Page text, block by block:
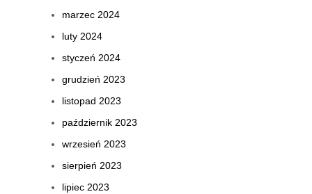
marzec 2024
luty 2024
styczeń 2024
grudzień 2023
listopad 2023
październik 2023
wrzesień 2023
sierpień 2023
lipiec 2023